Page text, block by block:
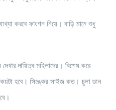
করবে ফাংশন নিয়ে। বাড়ি মানে শুধু
দায়িত্ব মহিলাদের। বিশেষ করে
হবে। সিঙ্কের সাইজ কত। চুলা ডান